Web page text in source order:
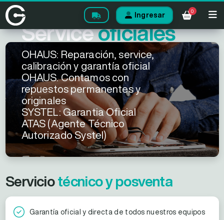
Ingresar
0
Serviceoficiales
OHAUS: Reparación, service,
calibración y garantía oficial
OHAUS. Contamos con
repuestos permanentes y
originales
SYSTEL: Garantia Oficial
ATAS (Agente Técnico
Autorizado Systel)
Servicio técnico y posventa
Garantía oficial y directa de todos nuestros equipos